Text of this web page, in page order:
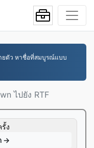
ตัว หาชื่อที่สมบูรณ์แบบ
ไปยัง RTF
ง
→